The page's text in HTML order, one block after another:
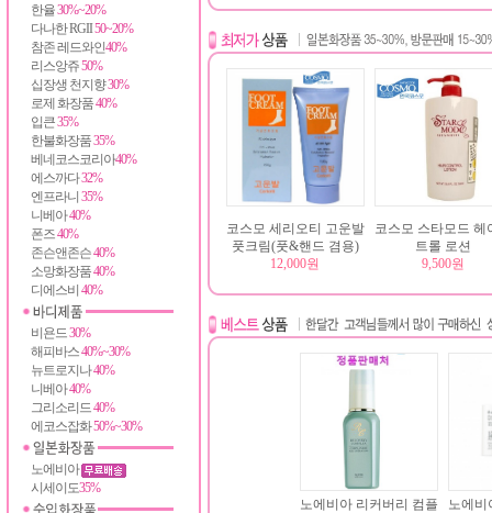
한율30%~20%
다나한 RGII50~20%
참존 레드와인40%
리스앙쥬50%
십장생 천지향30%
로제 화장품40%
입큰35%
한불화장품35%
베네코스코리아40%
에스까다32%
엔프라니 35%
니베아40%
폰즈40%
존슨앤존슨40%
소망화장품40%
디에스비 40%
비욘드30%
해피바스40%~30%
뉴트로지나40%
니베아40%
그리소리드40%
에코스잡화50%~30%
노에비아
시세이도35%
코스모 세리오티 고운발
풋크림(풋&핸드 겸용)
12,000원
코스모 스타모드 헤
트롤 로션
9,500원
노에비아 리커버리 컴플
노에비